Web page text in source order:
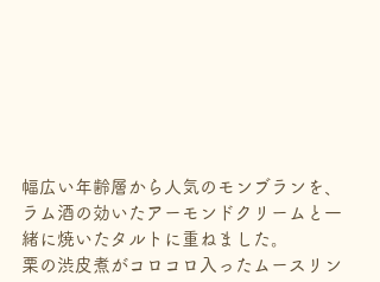
幅広い年齢層から人気のモンブランを、
ラム酒の効いたアーモンドクリームと一
緒に焼いたタルトに重ねました。
栗の渋皮煮がコロコロ入ったムースリン